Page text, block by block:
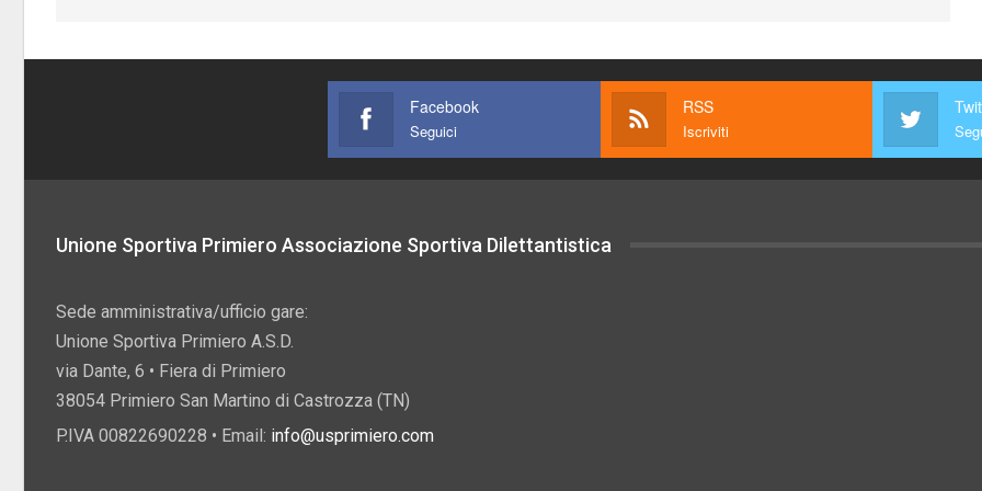
Facebook
Seguici
RSS
Iscriviti
Unione Sportiva Primiero Associazione Sportiva Dilettantistica
Sede amministrativa/ufficio gare:
Unione Sportiva Primiero A.S.D.
via Dante, 6 • Fiera di Primiero
38054 Primiero San Martino di Castrozza (TN)
P.IVA 00822690228 • Email: info@usprimiero.com